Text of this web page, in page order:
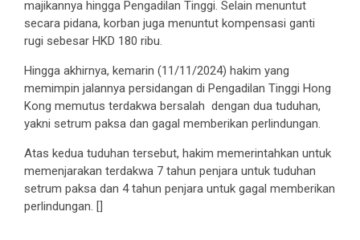
majikannya hingga Pengadilan Tinggi. Selain menuntut
secara pidana, korban juga menuntut kompensasi ganti
rugi sebesar HKD 180 ribu.
Hingga akhirnya, kemarin (11/11/2024) hakim yang
memimpin jalannya persidangan di Pengadilan Tinggi Hong
Kong memutus terdakwa bersalah dengan dua tuduhan,
yakni setrum paksa dan gagal memberikan perlindungan.
Atas kedua tuduhan tersebut, hakim memerintahkan untuk
memenjarakan terdakwa 7 tahun penjara untuk tuduhan
setrum paksa dan 4 tahun penjara untuk gagal memberikan
perlindungan. []